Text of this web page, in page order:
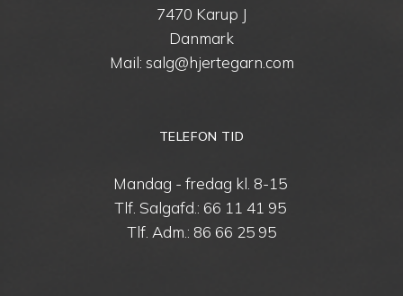
7470 Karup J
Danmark
Mail: salg@hjertegarn.com
TELEFON TID
Mandag - fredag kl. 8-15
Tlf. Salgafd.: 66 11 41 95
Tlf. Adm.: 86 66 25 95